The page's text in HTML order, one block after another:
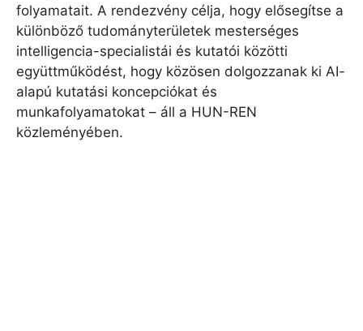
folyamatait. A rendezvény célja, hogy elősegítse a
különböző tudományterületek mesterséges
intelligencia-specialistái és kutatói közötti
együttműködést, hogy közösen dolgozzanak ki AI-
alapú kutatási koncepciókat és
munkafolyamatokat – áll a HUN-REN
közleményében.